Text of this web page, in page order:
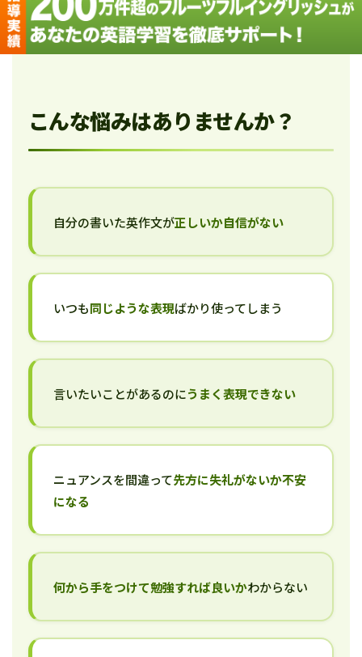
こんな悩みはありませんか？
自分の書いた英作文が正しいか自信がない
いつも同じような表現ばかり使ってしまう
言いたいことがあるのにうまく表現できない
ニュアンスを間違って先方に失礼がないか不安
になる
何から手をつけて勉強すれば良いかわからない